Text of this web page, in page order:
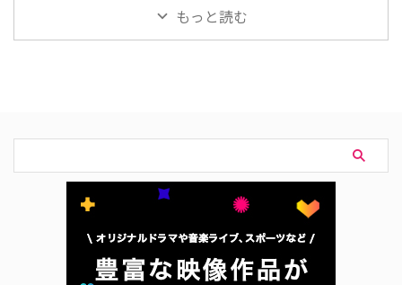
配信サービスは下記の通り。 動
画配信サービス配信状況 Lemino
てお届け。（随時更新） ＞＞お
すすめの韓国ドラマ一覧はこちら
＞＞中国ドラマのU-NEXT配信予
再会し、夢と愛をともに追いかけ
ていく甘酸っぱくも現実的なロマ
ンドン 脚本チョン・ウンビ キャ
もっと読む